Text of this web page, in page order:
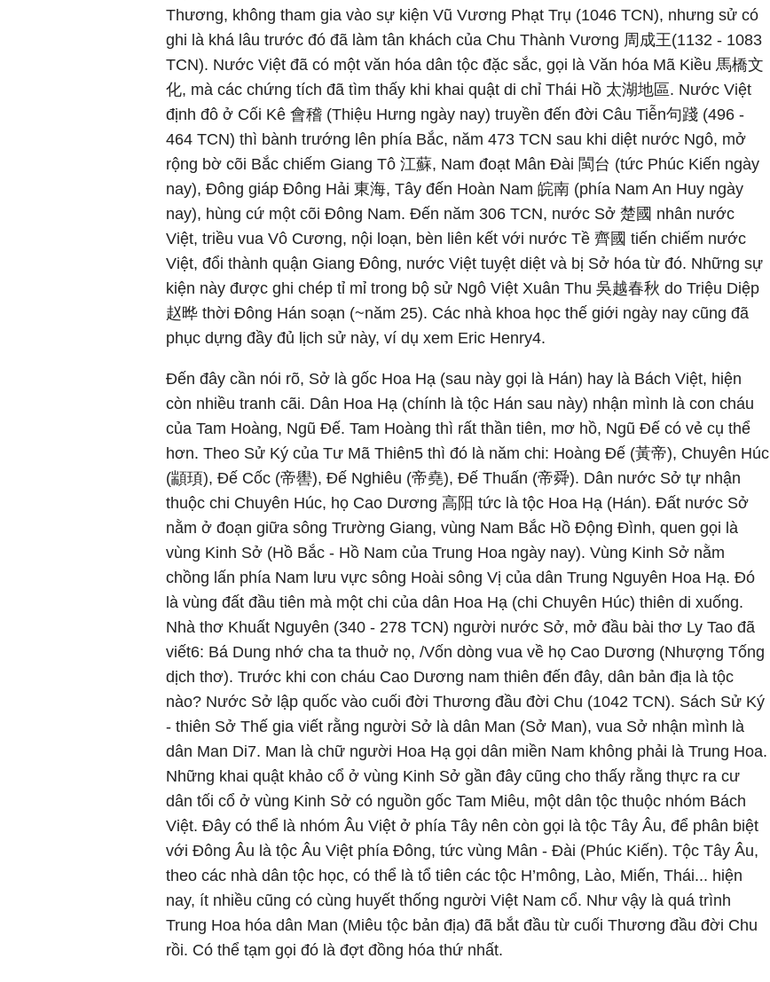
Thương, không tham gia vào sự kiện Vũ Vương Phạt Trụ (1046 TCN), nhưng sử có
ghi là khá lâu trước đó đã làm tân khách của Chu Thành Vương 周成王(1132 - 1083
TCN). Nước Việt đã có một văn hóa dân tộc đặc sắc, gọi là Văn hóa Mã Kiều 馬橋文
化, mà các chứng tích đã tìm thấy khi khai quật di chỉ Thái Hồ 太湖地區. Nước Việt
định đô ở Cối Kê 會稽 (Thiệu Hưng ngày nay) truyền đến đời Câu Tiễn句踐 (496 -
464 TCN) thì bành trướng lên phía Bắc, năm 473 TCN sau khi diệt nước Ngô, mở
rộng bờ cõi Bắc chiếm Giang Tô 江蘇, Nam đoạt Mân Đài 閩台 (tức Phúc Kiến ngày
nay), Đông giáp Đông Hải 東海, Tây đến Hoàn Nam 皖南 (phía Nam An Huy ngày
nay), hùng cứ một cõi Đông Nam. Đến năm 306 TCN, nước Sở 楚國 nhân nước
Việt, triều vua Vô Cương, nội loạn, bèn liên kết với nước Tề 齊國 tiến chiếm nước
Việt, đổi thành quận Giang Đông, nước Việt tuyệt diệt và bị Sở hóa từ đó. Những sự
kiện này được ghi chép tỉ mỉ trong bộ sử Ngô Việt Xuân Thu 吳越春秋 do Triệu Diệp
赵晔 thời Đông Hán soạn (~năm 25). Các nhà khoa học thế giới ngày nay cũng đã
phục dựng đầy đủ lịch sử này, ví dụ xem Eric Henry4.
Đến đây cần nói rõ, Sở là gốc Hoa Hạ (sau này gọi là Hán) hay là Bách Việt, hiện
còn nhiều tranh cãi. Dân Hoa Hạ (chính là tộc Hán sau này) nhận mình là con cháu
của Tam Hoàng, Ngũ Đế. Tam Hoàng thì rất thần tiên, mơ hồ, Ngũ Đế có vẻ cụ thể
hơn. Theo Sử Ký của Tư Mã Thiên5 thì đó là năm chi: Hoàng Đế (黃帝), Chuyên Húc
(顓頊), Đế Cốc (帝嚳), Đế Nghiêu (帝堯), Đế Thuấn (帝舜). Dân nước Sở tự nhận
thuộc chi Chuyên Húc, họ Cao Dương 高阳 tức là tộc Hoa Hạ (Hán). Đất nước Sở
nằm ở đoạn giữa sông Trường Giang, vùng Nam Bắc Hồ Động Đình, quen gọi là
vùng Kinh Sở (Hồ Bắc - Hồ Nam của Trung Hoa ngày nay). Vùng Kinh Sở nằm
chồng lấn phía Nam lưu vực sông Hoài sông Vị của dân Trung Nguyên Hoa Hạ. Đó
là vùng đất đầu tiên mà một chi của dân Hoa Hạ (chi Chuyên Húc) thiên di xuống.
Nhà thơ Khuất Nguyên (340 - 278 TCN) người nước Sở, mở đầu bài thơ Ly Tao đã
viết6: Bá Dung nhớ cha ta thuở nọ, /Vốn dòng vua về họ Cao Dương (Nhượng Tống
dịch thơ). Trước khi con cháu Cao Dương nam thiên đến đây, dân bản địa là tộc
nào? Nước Sở lập quốc vào cuối đời Thương đầu đời Chu (1042 TCN). Sách Sử Ký
- thiên Sở Thế gia viết rằng người Sở là dân Man (Sở Man), vua Sở nhận mình là
dân Man Di7. Man là chữ người Hoa Hạ gọi dân miền Nam không phải là Trung Hoa.
Những khai quật khảo cổ ở vùng Kinh Sở gần đây cũng cho thấy rằng thực ra cư
dân tối cổ ở vùng Kinh Sở có nguồn gốc Tam Miêu, một dân tộc thuộc nhóm Bách
Việt. Đây có thể là nhóm Âu Việt ở phía Tây nên còn gọi là tộc Tây Âu, để phân biệt
với Đông Âu là tộc Âu Việt phía Đông, tức vùng Mân - Đài (Phúc Kiến). Tộc Tây Âu,
theo các nhà dân tộc học, có thể là tổ tiên các tộc H’mông, Lào, Miến, Thái... hiện
nay, ít nhiều cũng có cùng huyết thống người Việt Nam cổ. Như vậy là quá trình
Trung Hoa hóa dân Man (Miêu tộc bản địa) đã bắt đầu từ cuối Thương đầu đời Chu
rồi. Có thể tạm gọi đó là đợt đồng hóa thứ nhất.